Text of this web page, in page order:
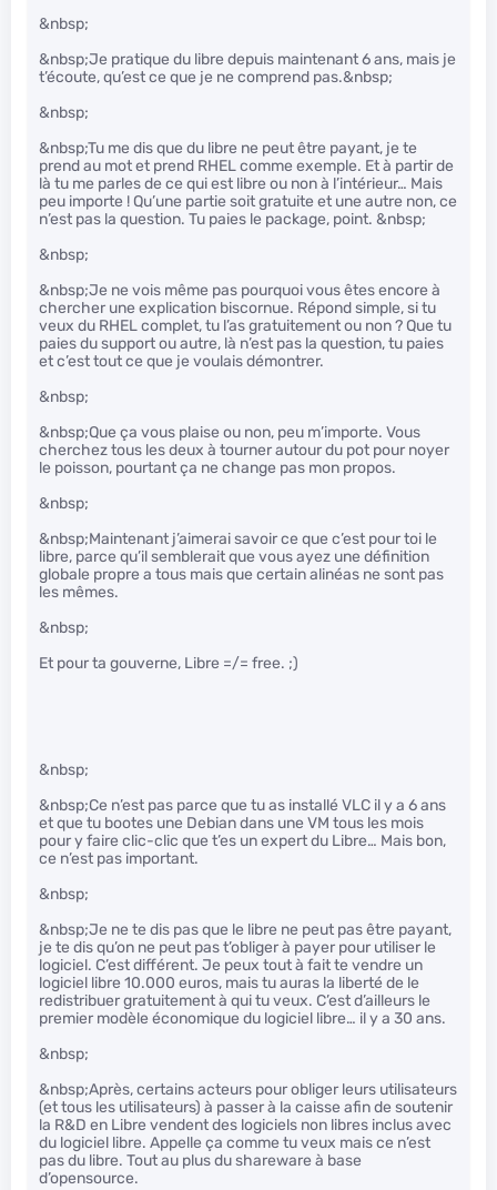
&nbsp;
&nbsp;Je pratique du libre depuis maintenant 6 ans, mais je
t’écoute, qu’est ce que je ne comprend pas.&nbsp;
&nbsp;
&nbsp;Tu me dis que du libre ne peut être payant, je te
prend au mot et prend RHEL comme exemple. Et à partir de
là tu me parles de ce qui est libre ou non à l’intérieur… Mais
peu importe ! Qu’une partie soit gratuite et une autre non, ce
n’est pas la question. Tu paies le package, point. &nbsp;
&nbsp;
&nbsp;Je ne vois même pas pourquoi vous êtes encore à
chercher une explication biscornue. Répond simple, si tu
veux du RHEL complet, tu l’as gratuitement ou non ? Que tu
paies du support ou autre, là n’est pas la question, tu paies
et c’est tout ce que je voulais démontrer.
&nbsp;
&nbsp;Que ça vous plaise ou non, peu m’importe. Vous
cherchez tous les deux à tourner autour du pot pour noyer
le poisson, pourtant ça ne change pas mon propos.
&nbsp;
&nbsp;Maintenant j’aimerai savoir ce que c’est pour toi le
libre, parce qu’il semblerait que vous ayez une définition
globale propre a tous mais que certain alinéas ne sont pas
les mêmes.
&nbsp;
Et pour ta gouverne, Libre =/= free. ;)
&nbsp;
&nbsp;Ce n’est pas parce que tu as installé VLC il y a 6 ans
et que tu bootes une Debian dans une VM tous les mois
pour y faire clic-clic que t’es un expert du Libre… Mais bon,
ce n’est pas important.
&nbsp;
&nbsp;Je ne te dis pas que le libre ne peut pas être payant,
je te dis qu’on ne peut pas t’obliger à payer pour utiliser le
logiciel. C’est différent. Je peux tout à fait te vendre un
logiciel libre 10.000 euros, mais tu auras la liberté de le
redistribuer gratuitement à qui tu veux. C’est d’ailleurs le
premier modèle économique du logiciel libre… il y a 30 ans.
&nbsp;
&nbsp;Après, certains acteurs pour obliger leurs utilisateurs
(et tous les utilisateurs) à passer à la caisse afin de soutenir
la R&D en Libre vendent des logiciels non libres inclus avec
du logiciel libre. Appelle ça comme tu veux mais ce n’est
pas du libre. Tout au plus du shareware à base
d’opensource.